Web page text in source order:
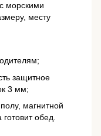
морскими
месту
защитное
3 мм;
магнитной
обед.